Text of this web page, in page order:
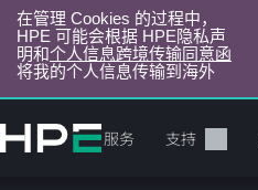
在管理 Cookies 的过程中，
HPE 可能会根据 HPE隐私声
明和个人信息跨境传输同意函
将我的个人信息传输到海外
转
到
产品 服务 支持